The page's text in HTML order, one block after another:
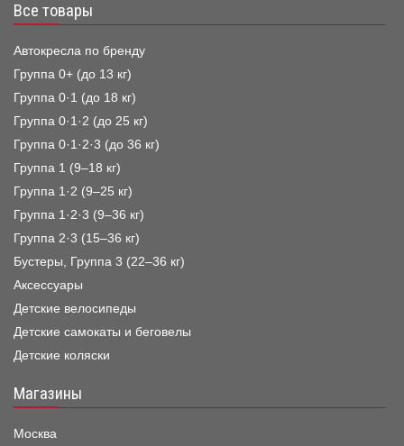
Все товары
Автокресла по бренду
Группа 0+ (до 13 кг)
Группа 0·1 (до 18 кг)
Группа 0·1·2 (до 25 кг)
Группа 0·1·2·3 (до 36 кг)
Группа 1 (9–18 кг)
Группа 1·2 (9–25 кг)
Группа 1·2·3 (9–36 кг)
Группа 2·3 (15–36 кг)
Бустеры, Группа 3 (22–36 кг)
Аксессуары
Детские велосипеды
Детские самокаты и беговелы
Детские коляски
Магазины
Москва